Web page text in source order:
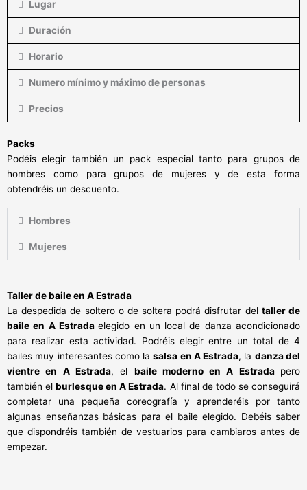
Lugar
Duración
Horario
Numero mínimo y máximo de personas
Precios
Packs
Podéis elegir también un pack especial tanto para grupos de
hombres como para grupos de mujeres y de esta forma
obtendréis un descuento.
Hombres
Mujeres
Taller de baile en A Estrada
La despedida de soltero o de soltera podrá disfrutar del taller de
baile en A Estradaelegido en un local de danza acondicionado
para realizar esta actividad. Podréis elegir entre un total de 4
bailes muy interesantes como lasalsa en A Estrada, la danza del
vientre en A Estrada, el baile moderno en A Estrada pero
también elburlesque en A Estrada. Al final de todo se conseguirá
completar una pequeña coreografía y aprenderéis por tanto
algunas enseñanzas básicas para el baile elegido. Debéis saber
que dispondréis también de vestuarios para cambiaros antes de
empezar.